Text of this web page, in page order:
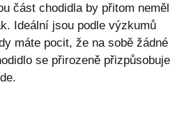
část chodidla by přitom neměl
Ideální jsou podle výzkumů
máte pocit, že na sobě žádné
se přirozeně přizpůsobuje